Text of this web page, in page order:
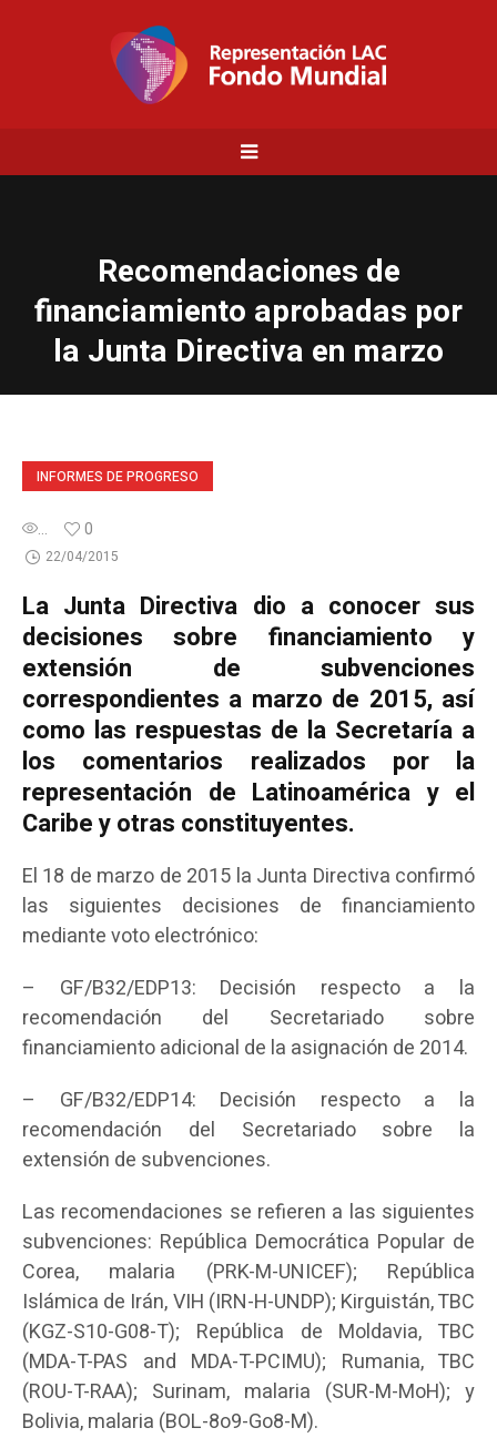
Recomendaciones de
financiamiento aprobadas por
la Junta Directiva en marzo
INFORMES DE PROGRESO
... 0
22/04/2015
La Junta Directiva dio a conocer sus
decisiones sobre financiamiento y
extensión de subvenciones
correspondientes a marzo de 2015, así
como las respuestas de la Secretaría a
los comentarios realizados por la
representación de Latinoamérica y el
Caribe y otras constituyentes.
El 18 de marzo de 2015 la Junta Directiva confirmó
las siguientes decisiones de financiamiento
mediante voto electrónico:
– GF/B32/EDP13: Decisión respecto a la
recomendación del Secretariado sobre
financiamiento adicional de la asignación de 2014.
– GF/B32/EDP14: Decisión respecto a la
recomendación del Secretariado sobre la
extensión de subvenciones.
Las recomendaciones se refieren a las siguientes
subvenciones: República Democrática Popular de
Corea, malaria (PRK-M-UNICEF); República
Islámica de Irán, VIH (IRN-H-UNDP); Kirguistán, TBC
(KGZ-S10-G08-T); República de Moldavia, TBC
(MDA-T-PAS and MDA-T-PCIMU); Rumania, TBC
(ROU-T-RAA); Surinam, malaria (SUR-M-MoH); y
Bolivia, malaria (BOL-8o9-Go8-M).